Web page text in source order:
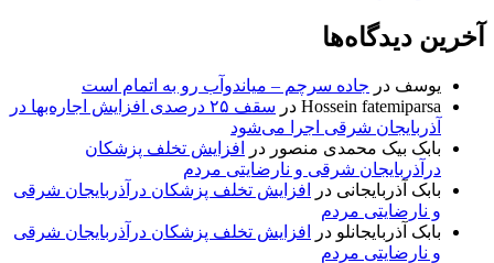
آخرین دیدگاه‌ها
یوسف در جاده سرچم – میاندوآب رو به اتمام است
Hossein fatemiparsa در
سقف ۲۵ درصدی افزایش اجاره‌بها در
آذربایجان شرقی اجرا می‌شود
بابک بیک محمدی منصور در
افزایش تخلف پزشکان
درآذربایجان شرقی و نارضایتی مردم
بابک آذربایجانی در
افزایش تخلف پزشکان درآذربایجان شرقی
و نارضایتی مردم
بابک آذربایجانلو در
افزایش تخلف پزشکان درآذربایجان شرقی
و نارضایتی مردم